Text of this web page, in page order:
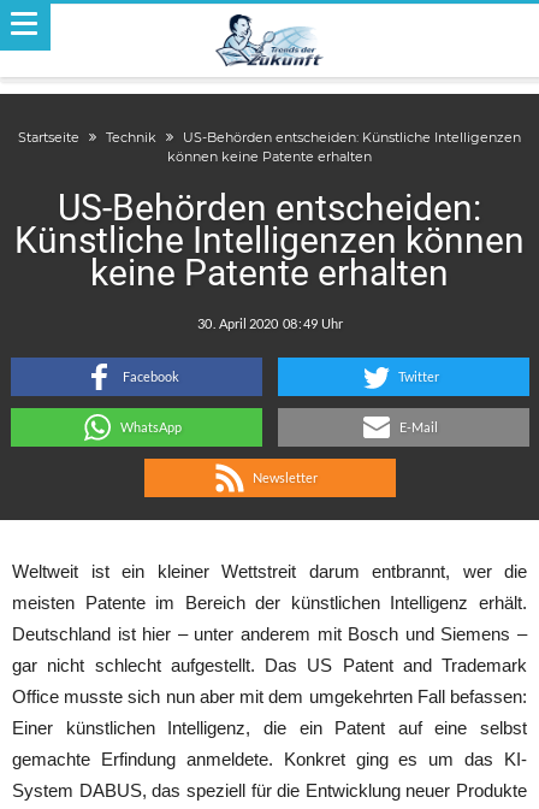
Startseite Technik
US-Behörden entscheiden: Künstliche Intelligenzen
können keine Patente erhalten
US-Behörden entscheiden:
Künstliche Intelligenzen können
keine Patente erhalten
:
Facebook Twitter
WhatsApp E-Mail
Newsletter
Weltweit ist ein kleiner Wettstreit darum entbrannt, wer die
meisten Patente im Bereich der künstlichen Intelligenz erhält.
Deutschland ist hier – unter anderem mit Bosch und Siemens –
gar nicht schlecht aufgestellt. Das US Patent and Trademark
Office musste sich nun aber mit dem umgekehrten Fall befassen:
Einer künstlichen Intelligenz, die ein Patent auf eine selbst
gemachte Erfindung anmeldete. Konkret ging es um das KI-
System DABUS, das speziell für die Entwicklung neuer Produkte